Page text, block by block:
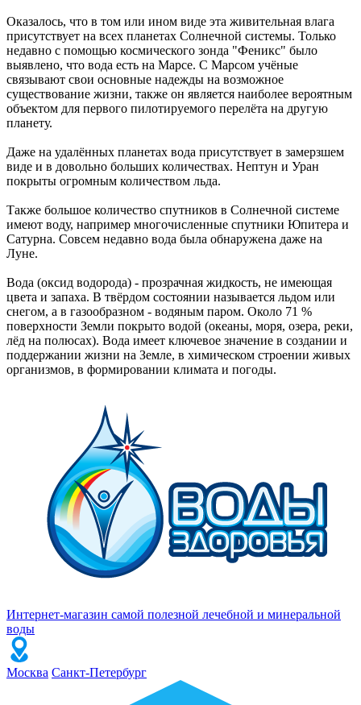
Оказалось, что в том или ином виде эта живительная влага
присутствует на всех планетах Солнечной системы. Только
недавно с помощью космического зонда "Феникс" было
выявлено, что вода есть на Марсе. С Марсом учёные
связывают свои основные надежды на возможное
существование жизни, также он является наиболее вероятным
объектом для первого пилотируемого перелёта на другую
планету.
Даже на удалённых планетах вода присутствует в замерзшем
виде и в довольно больших количествах. Нептун и Уран
покрыты огромным количеством льда.
Также большое количество спутников в Солнечной системе
имеют воду, например многочисленные спутники Юпитера и
Сатурна. Совсем недавно вода была обнаружена даже на
Луне.
Вода (оксид водорода) - прозрачная жидкость, не имеющая
цвета и запаха. В твёрдом состоянии называется льдом или
снегом, а в газообразном - водяным паром. Около 71 %
поверхности Земли покрыто водой (океаны, моря, озера, реки,
лёд на полюсах). Вода имеет ключевое значение в создании и
поддержании жизни на Земле, в химическом строении живых
организмов, в формировании климата и погоды.
Интернет-магазин самой полезной лечебной и минеральной
воды
Москва Санкт-Петербург